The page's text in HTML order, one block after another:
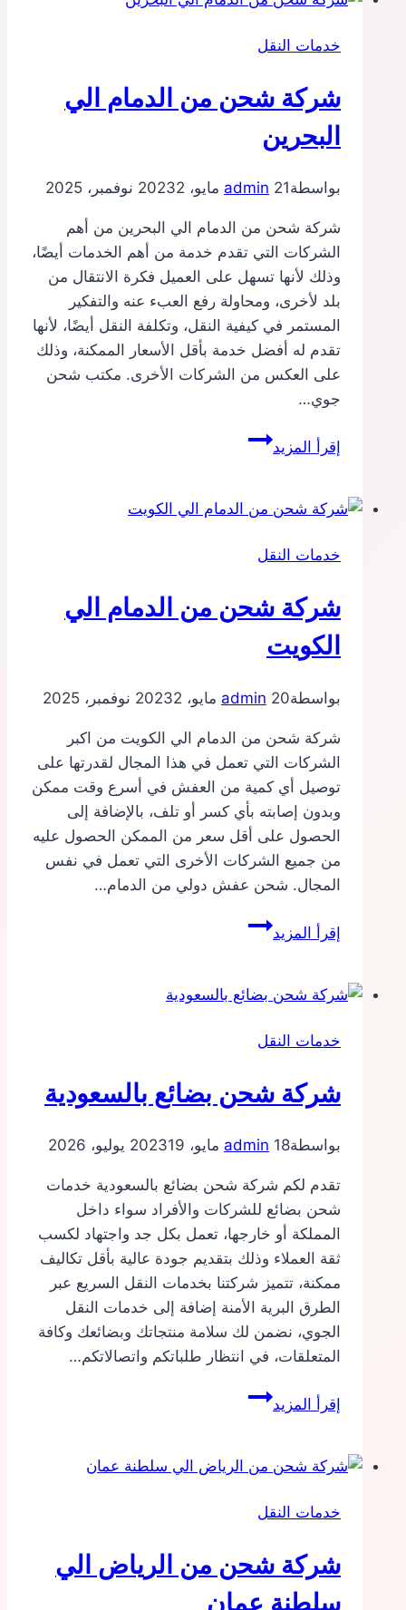
قطر
خدمات النقل
شركة شحن من الدمام الي
البحرين
بواسطة admin 21 مايو، 2023 2 نوفمبر، 2025
شركة شحن من الدمام الي البحرين من أهم
الشركات التي تقدم خدمة من أهم الخدمات أيضًا،
وذلك لأنها تسهل على العميل فكرة الانتقال من
بلد لأخرى، ومحاولة رفع العبء عنه والتفكير
المستمر في كيفية النقل، وتكلفة النقل أيضًا، لأنها
تقدم له أفضل خدمة بأقل الأسعار الممكنة، وذلك
على العكس من الشركات الأخرى. مكتب شحن
جوي…
إقرأ المزيدشركة
الدمام
البحرينخدمات النقل
شركة شحن من الدمام الي
الكويت
بواسطة admin 20 مايو، 2023 2 نوفمبر، 2025
شركة شحن من الدمام الي الكويت من اكبر
الشركات التي تعمل في هذا المجال لقدرتها على
توصيل أي كمية من العفش في أسرع وقت ممكن
وبدون إصابته بأي كسر أو تلف، بالإضافة إلى
الحصول على أقل سعر من الممكن الحصول عليه
من جميع الشركات الأخرى التي تعمل في نفس
المجال. شحن عفش دولي من الدمام…
إقرأ المزيدشركة
الدمام
الكويتخدمات النقل
شركة شحن بضائع بالسعودية
بواسطة admin 18 مايو، 2023 19 يوليو، 2026
تقدم لكم شركة شحن بضائع بالسعودية خدمات
شحن بضائع للشركات والأفراد سواء داخل
المملكة أو خارجها، تعمل بكل جد واجتهاد لكسب
ثقة العملاء وذلك بتقديم جودة عالية بأقل تكاليف
ممكنة، تتميز شركتنا بخدمات النقل السريع عبر
الطرق البرية الأمنة إضافة إلى خدمات النقل
الجوي، نضمن لك سلامة منتجاتك وبضائعك وكافة
المتعلقات، في انتظار طلباتكم واتصالاتكم…
إقرأ المزيدشركة
بالسعودية
خدمات النقل
شركة شحن من الرياض الي
سلطنة عمان